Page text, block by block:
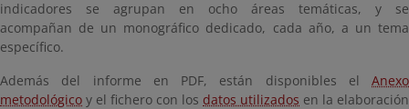
indicadores se agrupan en ocho áreas temáticas, y se
acompañan de un monográfico dedicado, cada año, a un tema
específico.
Además del informe en PDF, están disponibles el Anexo
metodológico y el fichero con los datos utilizados en la elaboración